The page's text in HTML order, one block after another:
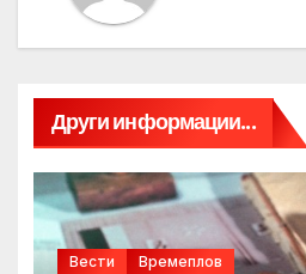
Други информации...
Вести Времеплов